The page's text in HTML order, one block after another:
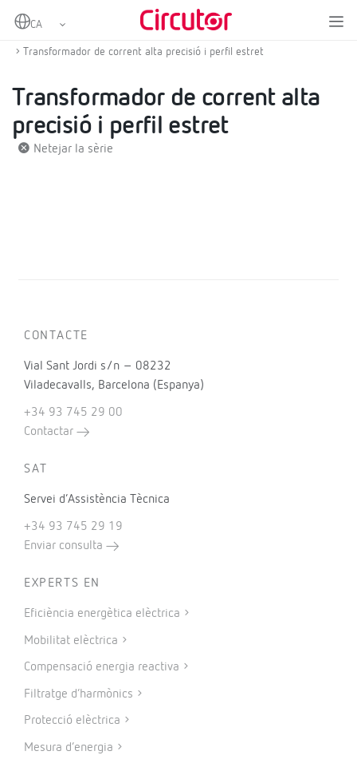
Home
Transformadors de corrent i shunts
Transformador de corrent alta precisió i perfil estret
Transformador de corrent alta
precisió i perfil estret
Netejar la sèrie
CONTACTE
Vial Sant Jordi s/n – 08232
Viladecavalls, Barcelona (Espanya)
+34 93 745 29 00
Contactar
SAT
Servei d’Assistència Tècnica
+34 93 745 29 19
Enviar consulta
EXPERTS EN
Eficiència energètica elèctrica
Mobilitat elèctrica
Compensació energia reactiva
Filtratge d’harmònics
Protecció elèctrica
Mesura d’energia